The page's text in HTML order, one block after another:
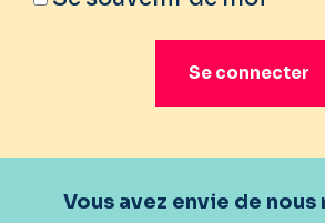
Vous avez envie de